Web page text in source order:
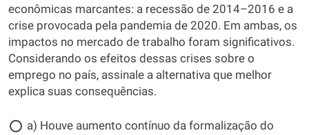
econômicas marcantes: a recessão de 2014–2016 e a
crise provocada pela pandemia de 2020. Em ambas, os
impactos no mercado de trabalho foram significativos.
Considerando os efeitos dessas crises sobre o
emprego no país, assinale a alternativa que melhor
explica suas consequências.
a) Houve aumento contínuo da formalização do